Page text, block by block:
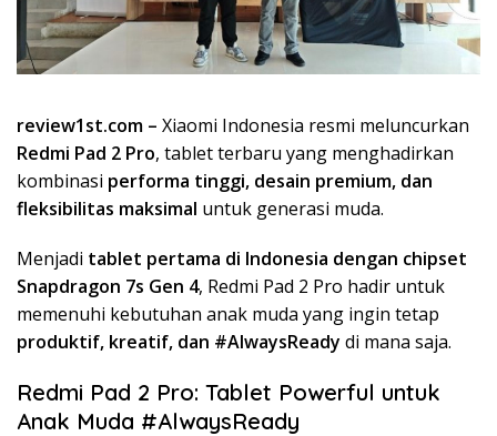
review1st.com – Xiaomi Indonesia resmi meluncurkan
Redmi Pad 2 Pro, tablet terbaru yang menghadirkan
kombinasi performa tinggi, desain premium, dan
fleksibilitas maksimal untuk generasi muda.
Menjadi tablet pertama di Indonesia dengan chipset
Snapdragon 7s Gen 4, Redmi Pad 2 Pro hadir untuk
memenuhi kebutuhan anak muda yang ingin tetap
produktif, kreatif, dan #AlwaysReady di mana saja.
Redmi Pad 2 Pro: Tablet Powerful untuk
Anak Muda #AlwaysReady